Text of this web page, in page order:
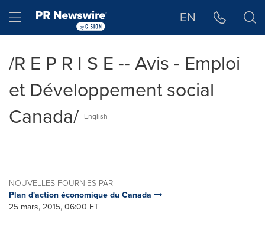
Hamburger menu EN
/R E P R I S E -- Avis - Emploi
et Développement social
Canada/ English
NOUVELLES FOURNIES PAR
Plan d'action économique du Canada
25 mars, 2015, 06:00 ET